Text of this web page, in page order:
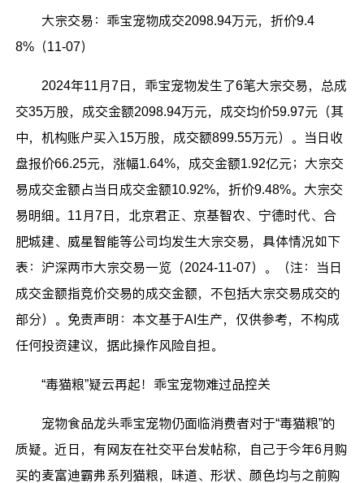
大宗交易：乖宝宠物成交2098.94万元，折价9.4
8%（11-07）
2024年11月7日，乖宝宠物发生了6笔大宗交易，总成
交35万股，成交金额2098.94万元，成交均价59.97元（其
中，机构账户买入15万股，成交额899.55万元）。当日收
盘报价66.25元，涨幅1.64%，成交金额1.92亿元；大宗交
易成交金额占当日成交金额10.92%，折价9.48%。大宗交
易明细。11月7日，北京君正、京基智农、宁德时代、合
肥城建、威星智能等公司均发生大宗交易，具体情况如下
表：沪深两市大宗交易一览（2024-11-07）。（注：当日
成交金额指竞价交易的成交金额，不包括大宗交易成交的
部分）。免责声明：本文基于AI生产，仅供参考，不构成
任何投资建议，据此操作风险自担。
“毒猫粮”疑云再起！乖宝宠物难过品控关
宠物食品龙头乖宝宠物仍面临消费者对于“毒猫粮”的
质疑。近日，有网友在社交平台发帖称，自己于今年6月购
买的麦富迪霸弗系列猫粮，味道、形状、颜色均与之前购